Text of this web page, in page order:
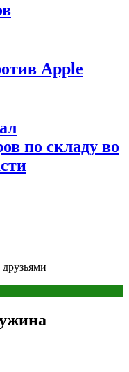
Apple
по складу во